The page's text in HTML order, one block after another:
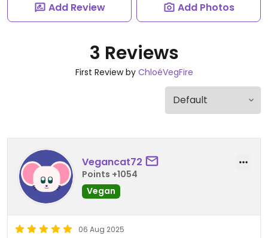
Add Review Add Photos
3 Reviews
First Review by ChloéVegFire
Vegancat72
Points +1054
Vegan
06 Aug 2025